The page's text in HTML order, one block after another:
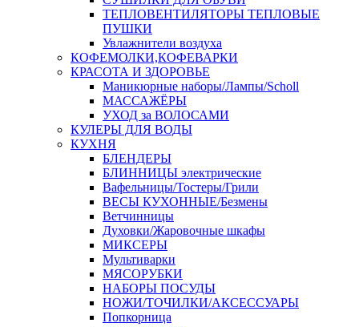
ТЕПЛОВЕНТИЛЯТОРЫ ТЕПЛОВЫЕ
ПУШКИ
Увлажнители воздуха
КОФЕМОЛКИ,КОФЕВАРКИ
КРАСОТА И ЗДОРОВЬЕ
Маникюрные наборы/Лампы/Scholl
МАССАЖЁРЫ
УХОД за ВОЛОСАМИ
КУЛЕРЫ ДЛЯ ВОДЫ
КУХНЯ
БЛЕНДЕРЫ
БЛИННИЦЫ электрические
Вафельницы/Тостеры/Грили
ВЕСЫ КУХОННЫЕ/Безмены
Ветчинницы
Духовки/Жаровочные шкафы
МИКСЕРЫ
Мультиварки
МЯСОРУБКИ
НАБОРЫ ПОСУДЫ
НОЖИ/ТОЧИЛКИ/АКСЕССУАРЫ
Попкорница